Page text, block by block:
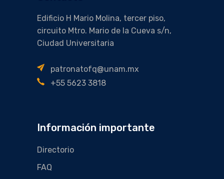
Edificio H Mario Molina, tercer piso,
circuito Mtro. Mario de la Cueva s/n,
Ciudad Universitaria
patronatofq@unam.mx
+55 5623 3818
Información importante
Directorio
FAQ